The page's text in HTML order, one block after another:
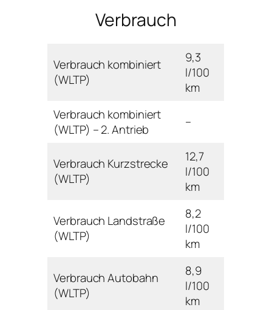
Verbrauch
Verbrauch kombiniert
(WLTP)
9,3
l/100
km
Verbrauch kombiniert
(WLTP) – 2. Antrieb
–
Verbrauch Kurzstrecke
(WLTP)
12,7
l/100
km
Verbrauch Landstraße
(WLTP)
8,2
l/100
km
Verbrauch Autobahn
(WLTP)
8,9
l/100
km